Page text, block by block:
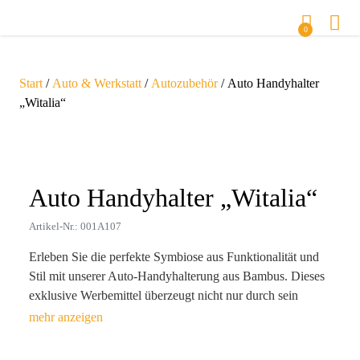
0
Start / Auto & Werkstatt / Autozubehör/ Auto Handyhalter
„Witalia“
Auto Handyhalter „Witalia“
Artikel-Nr.: 001A107
Erleben Sie die perfekte Symbiose aus Funktionalität und
Stil mit unserer Auto-Handyhalterung aus Bambus. Dieses
exklusive Werbemittel überzeugt nicht nur durch sein
elegantes Design, sondern fungiert auch als nachhaltiger